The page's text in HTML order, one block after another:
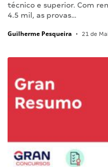
técnico e superior. Com
4.5 mil, as provas…
Guilherme Pesqueira • 21 de